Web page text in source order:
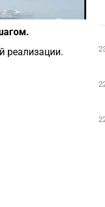
depositphotos.com
реализации.